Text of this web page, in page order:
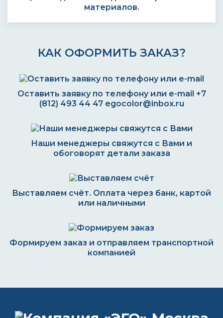
материалов.
КАК ОФОРМИТЬ ЗАКАЗ?
Оставить заявку по телефону или e-mail +7
(812) 493 44 47 egocolor@inbox.ru
Наши менеджеры свяжутся с Вами и
обоговорят детали заказа
Выставляем счёт. Оплата через банк, картой
или наличными
Формируем заказ и отправляем транспортной
компанией